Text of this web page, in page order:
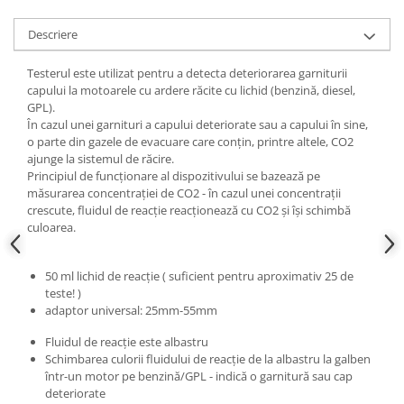
Alfa romeo
Bmw
Chevrolet
Chrysler
Citroen
Dacia
Fiat
Ford
Jaguar
Jeep
Lancia
Land Rover
Mazda
Mercedes
Descriere
Testerul este utilizat pentru a detecta deteriorarea garniturii
capului la motoarele cu ardere răcite cu lichid (benzină, diesel,
GPL).
În cazul unei garnituri a capului deteriorate sau a capului în sine,
o parte din gazele de evacuare care conțin, printre altele, CO2
ajunge la sistemul de răcire.
Principiul de funcționare al dispozitivului se bazează pe
măsurarea concentrației de CO2 - în cazul unei concentrații
crescute, fluidul de reacție reacționează cu CO2 și își schimbă
culoarea.
50 ml lichid de reacție ( suficient pentru aproximativ 25 de
teste! )
adaptor universal: 25mm-55mm
Fluidul de reacție este albastru
Schimbarea culorii fluidului de reacție de la albastru la galben
într-un motor pe benzină/GPL - indică o garnitură sau cap
deteriorate